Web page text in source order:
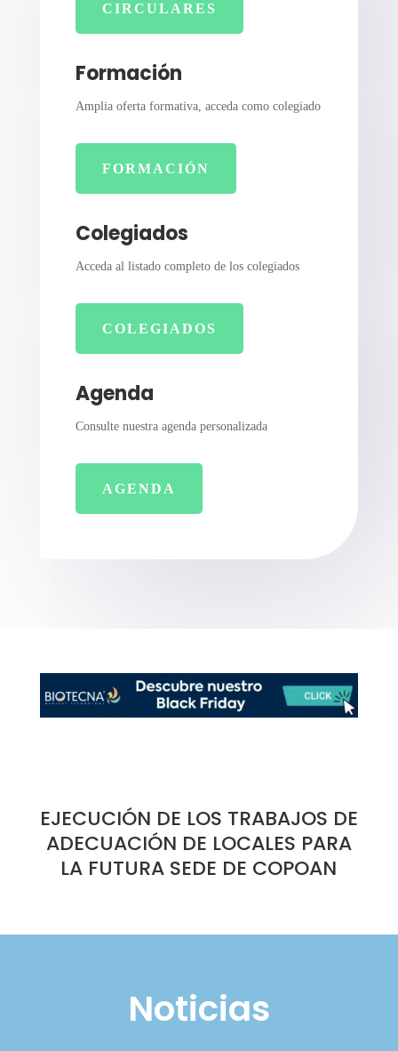
CIRCULARES
Formación
Amplia oferta formativa, acceda como colegiado
FORMACIÓN
Colegiados
Acceda al listado completo de los colegiados
COLEGIADOS
Agenda
Consulte nuestra agenda personalizada
AGENDA
EJECUCIÓN DE LOS TRABAJOS DE
ADECUACIÓN DE LOCALES PARA
LA FUTURA SEDE DE COPOAN
Noticias